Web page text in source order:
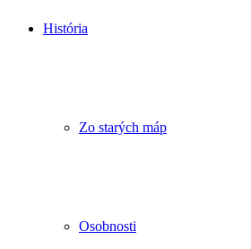
História
Zo starých máp
Osobnosti